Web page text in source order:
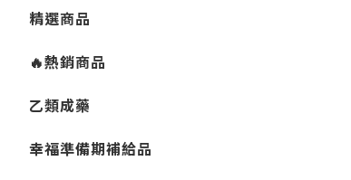
精選商品
🔥熱銷商品
乙類成藥
幸福準備期補給品